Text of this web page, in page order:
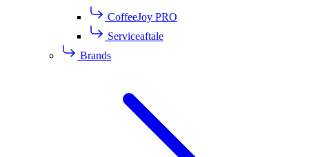
CoffeeJoy PRO
Serviceaftale
Brands